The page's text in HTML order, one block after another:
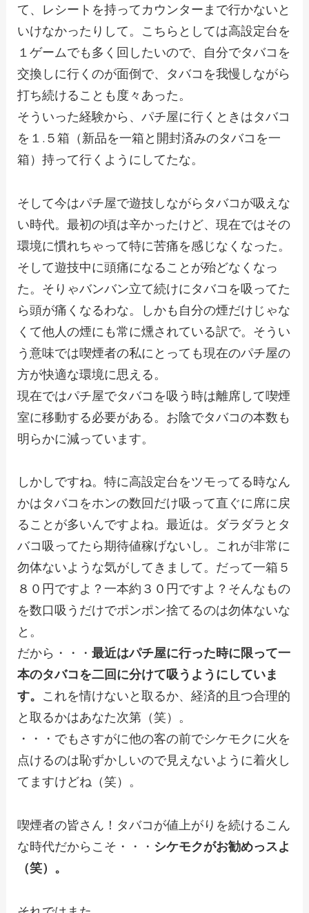
て、レシートを持ってカウンターまで行かないと
いけなかったりして。こちらとしては高設定台を
１ゲームでも多く回したいので、自分でタバコを
交換しに行くのが面倒で、タバコを我慢しながら
打ち続けることも度々あった。
そういった経験から、パチ屋に行くときはタバコ
を１.５箱（新品を一箱と開封済みのタバコを一
箱）持って行くようにしてたな。
そして今はパチ屋で遊技しながらタバコが吸えな
い時代。最初の頃は辛かったけど、現在ではその
環境に慣れちゃって特に苦痛を感じなくなった。
そして遊技中に頭痛になることが殆どなくなっ
た。そりゃバンバン立て続けにタバコを吸ってた
ら頭が痛くなるわな。しかも自分の煙だけじゃな
くて他人の煙にも常に燻されている訳で。そうい
う意味では喫煙者の私にとっても現在のパチ屋の
方が快適な環境に思える。
現在ではパチ屋でタバコを吸う時は離席して喫煙
室に移動する必要がある。お陰でタバコの本数も
明らかに減っています。
しかしですね。特に高設定台をツモってる時なん
かはタバコをホンの数回だけ吸って直ぐに席に戻
ることが多いんですよね。最近は。ダラダラとタ
バコ吸ってたら期待値稼げないし。これが非常に
勿体ないような気がしてきまして。だって一箱５
８０円ですよ？一本約３０円ですよ？そんなもの
を数口吸うだけでポンポン捨てるのは勿体ないな
と。
だから・・・ 最近はパチ屋に行った時に限って一
本のタバコを二回に分けて吸うようにしていま
す。 これを情けないと取るか、経済的且つ合理的
と取るかはあなた次第（笑）。
・・・でもさすがに他の客の前でシケモクに火を
点けるのは恥ずかしいので見えないように着火し
てますけどね（笑）。
喫煙者の皆さん！タバコが値上がりを続けるこん
な時代だからこそ・・・ シケモクがお勧めっスよ
（笑）。